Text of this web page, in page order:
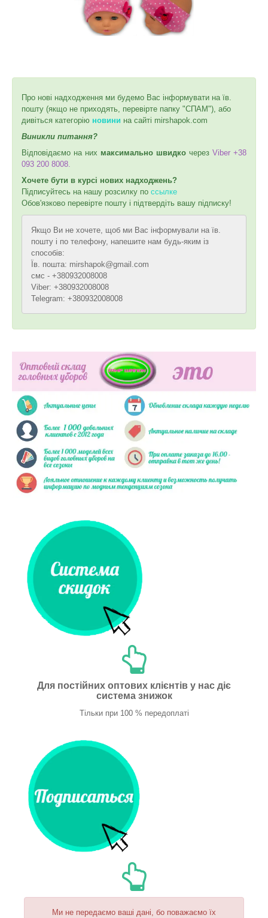
Про нові надходження ми будемо Вас інформувати на їв.
пошту (якщо не приходять, перевірте папку "СПАМ"), або
дивіться категорію новини на сайті mirshapok.com
Виникли питання?
Відповідаємо на них максимально швидко через Viber +38
093 200 8008.
Хочете бути в курсі нових надходжень?
Підписуйтесь на нашу розсилку по ссылке
Обов'язково перевірте пошту і підтвердіть вашу підписку!
Якщо Ви не хочете, щоб ми Вас інформували на їв.
пошту і по телефону, напешите нам будь-яким із
способів:
Їв. пошта: mirshapok@gmail.com
смс - +380932008008
Viber: +380932008008
Telegram: +380932008008
Для постійних оптових клієнтів у нас діє
система знижок
Тільки при 100 % передоплаті
Ми не передаємо ваші дані, бо поважаємо їх